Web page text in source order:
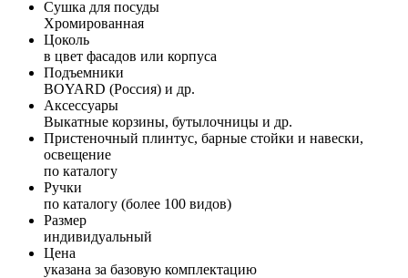
Сушка для посуды
Хромированная
Цоколь
в цвет фасадов или корпуса
Подъемники
BOYARD (Россия) и др.
Аксессуары
Выкатные корзины, бутылочницы и др.
Пристеночный плинтус, барные стойки и навески,
освещение
по каталогу
Ручки
по каталогу (более 100 видов)
Размер
индивидуальный
Цена
указана за базовую комплектацию